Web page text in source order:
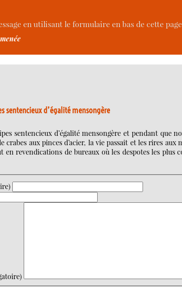
en utilisant le formulaire en bas de cette
sentencieux d’égalité mensongère
sentencieux d’égalité mensongère et pendant que
crabes aux pinces d’acier, la vie passait et les rires
en revendications de bureaux où les despotes les plus